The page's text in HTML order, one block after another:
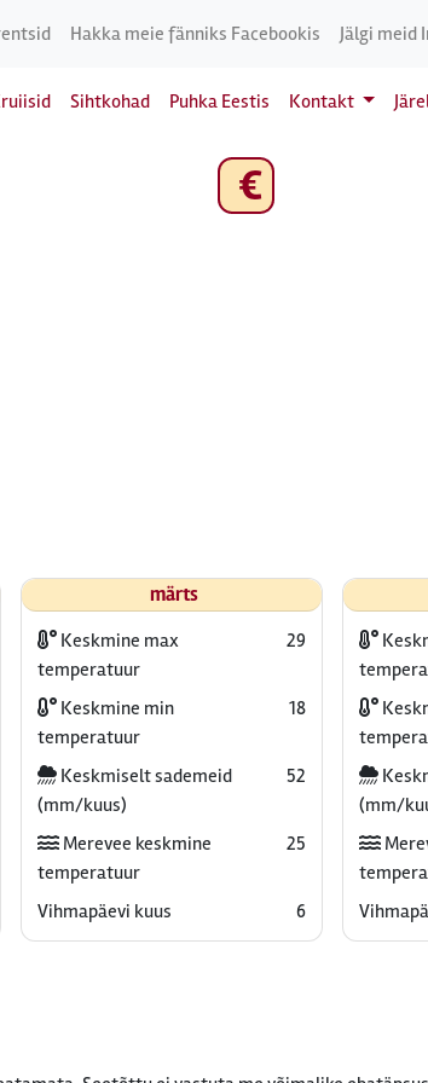
Hakka meie fänniks Facebookis Jälgi meid
Sihtkohad Puhka Eestis Kontakt
€
märts
Keskmine max
temperatuur
29
Keskmine min
temperatuur
18
Keskmiselt sademeid
(mm/kuus)
52
Merevee keskmine
temperatuur
25
Vihmapäevi kuus 6
(mm/